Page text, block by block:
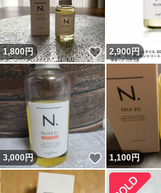
1,800円 いいね！
2,900円
3,000円 いいね！
1,100円